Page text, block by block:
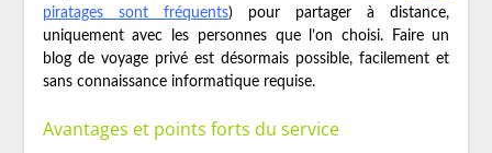
piratages sont fréquents) pour partager à distance,
uniquement avec les personnes que l’on choisi. Faire un
blog de voyage privé est désormais possible, facilement et
sans connaissance informatique requise.
Avantages et points forts du service